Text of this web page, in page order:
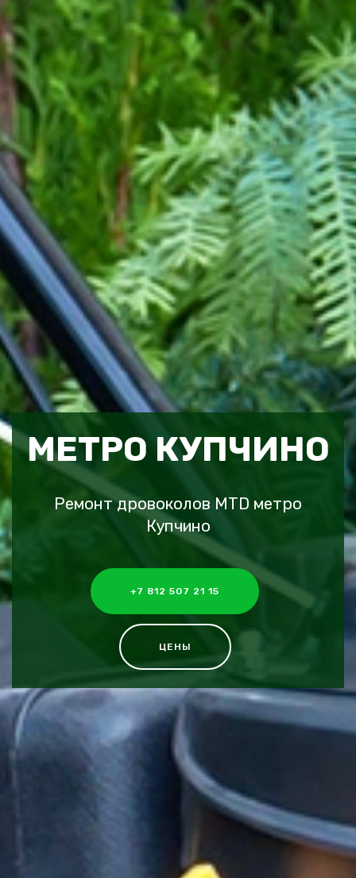
МЕТРО КУПЧИНО
Ремонт дровоколов MTD метро
Купчино
+7 812 507 21 15
ЦЕНЫ